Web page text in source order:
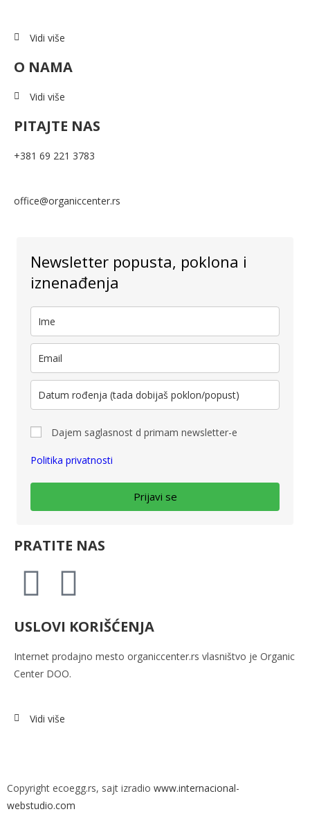
Vidi više
O NAMA
Vidi više
PITAJTE NAS
+381 69 221 3783
office@organiccenter.rs
Newsletter popusta, poklona i
iznenađenja
Dajem saglasnost d primam newsletter-e
Politika privatnosti
Prijavi se
PRATITE NAS
USLOVI KORIŠĆENJA
Internet prodajno mesto organiccenter.rs vlasništvo je Organic
Center DOO.
Vidi više
Copyright ecoegg.rs, sajt izradio www.internacional-
webstudio.com